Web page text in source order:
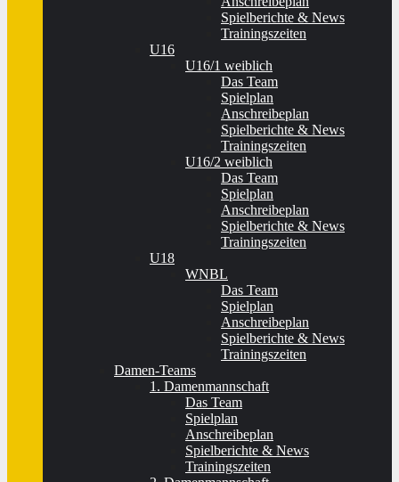
Spielberichte & News
Trainingszeiten
U16
U16/1 weiblich
Das Team
Spielplan
Anschreibeplan
Spielberichte & News
Trainingszeiten
U16/2 weiblich
Das Team
Spielplan
Anschreibeplan
Spielberichte & News
Trainingszeiten
U18
WNBL
Das Team
Spielplan
Anschreibeplan
Spielberichte & News
Trainingszeiten
Damen-Teams
1. Damenmannschaft
Das Team
Spielplan
Anschreibeplan
Spielberichte & News
Trainingszeiten